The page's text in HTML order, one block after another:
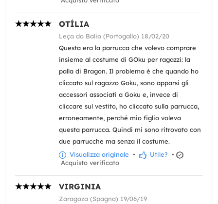
OTÍLIA
Leça do Balio (Portogallo) 18/02/20
Questa era la parrucca che volevo comprare
insieme al costume di GOku per ragazzi: la
palla di Bragon. Il problema è che quando ho
cliccato sul ragazzo Goku, sono apparsi gli
accessori associati a Goku e, invece di
cliccare sul vestito, ho cliccato sulla parrucca,
erroneamente, perché mio figlio voleva
questa parrucca. Quindi mi sono ritrovato con
due parrucche ma senza il costume.
Visualizza originale • Utile? •
Acquisto verificato
VIRGINIA
Zaragoza (Spagna) 19/06/19